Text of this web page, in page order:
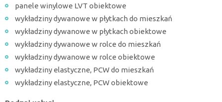
panele winylowe LVT obiektowe
wykładziny dywanowe w płytkach do mieszkań
wykładziny dywanowe w płytkach obiektowe
wykładziny dywanowe w rolce do mieszkań
wykładziny dywanowe w rolce obiektowe
wykładziny elastyczne, PCW do mieszkań
wykładziny elastyczne, PCW obiektowe